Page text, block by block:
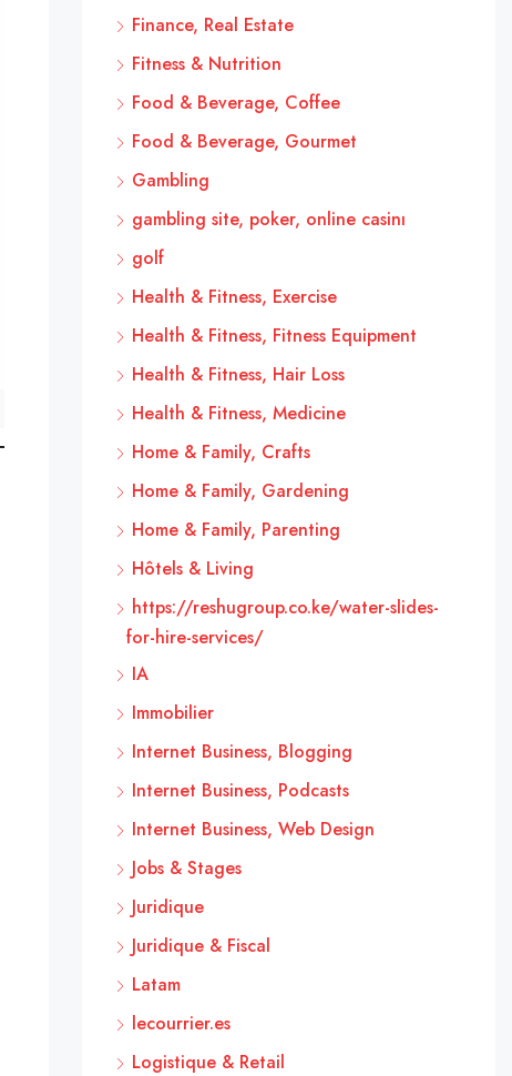
Finance, Real Estate
Fitness & Nutrition
Food & Beverage, Coffee
Food & Beverage, Gourmet
Gambling
gambling site, poker, online casinı
golf
Health & Fitness, Exercise
Health & Fitness, Fitness Equipment
Health & Fitness, Hair Loss
Health & Fitness, Medicine
Home & Family, Crafts
Home & Family, Gardening
Home & Family, Parenting
Hôtels & Living
https://reshugroup.co.ke/water-slides-
for-hire-services/
IA
Immobilier
Internet Business, Blogging
Internet Business, Podcasts
Internet Business, Web Design
Jobs & Stages
Juridique
Juridique & Fiscal
Latam
lecourrier.es
Logistique & Retail